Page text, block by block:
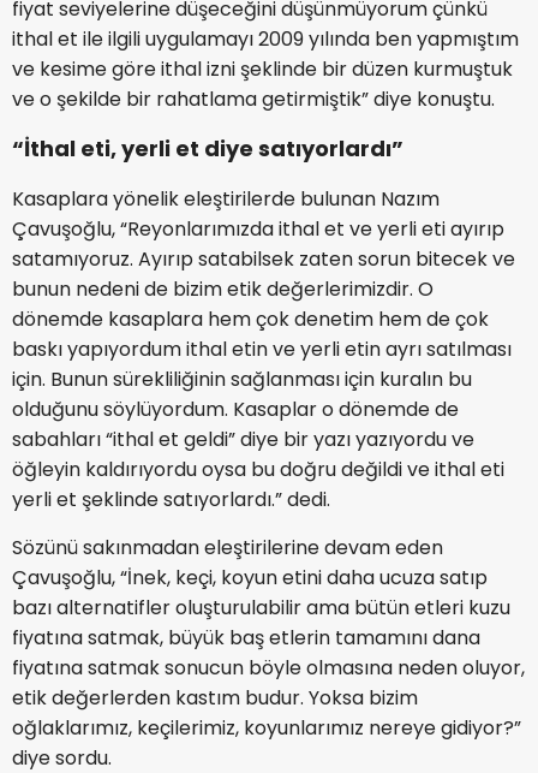
fiyat seviyelerine düşeceğini düşünmüyorum çünkü
ithal et ile ilgili uygulamayı 2009 yılında ben yapmıştım
ve kesime göre ithal izni şeklinde bir düzen kurmuştuk
ve o şekilde bir rahatlama getirmiştik” diye konuştu.
“İthal eti, yerli et diye satıyorlardı”
Kasaplara yönelik eleştirilerde bulunan Nazım
Çavuşoğlu, “Reyonlarımızda ithal et ve yerli eti ayırıp
satamıyoruz. Ayırıp satabilsek zaten sorun bitecek ve
bunun nedeni de bizim etik değerlerimizdir. O
dönemde kasaplara hem çok denetim hem de çok
baskı yapıyordum ithal etin ve yerli etin ayrı satılması
için. Bunun sürekliliğinin sağlanması için kuralın bu
olduğunu söylüyordum. Kasaplar o dönemde de
sabahları “ithal et geldi” diye bir yazı yazıyordu ve
öğleyin kaldırıyordu oysa bu doğru değildi ve ithal eti
yerli et şeklinde satıyorlardı.” dedi.
Sözünü sakınmadan eleştirilerine devam eden
Çavuşoğlu, “İnek, keçi, koyun etini daha ucuza satıp
bazı alternatifler oluşturulabilir ama bütün etleri kuzu
fiyatına satmak, büyük baş etlerin tamamını dana
fiyatına satmak sonucun böyle olmasına neden oluyor,
etik değerlerden kastım budur. Yoksa bizim
oğlaklarımız, keçilerimiz, koyunlarımız nereye gidiyor?”
diye sordu.